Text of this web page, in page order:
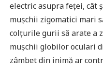
electric asupra feței, cât
mușchii zigomatici mari
colțurile gurii să arate a
mușchii globilor oculari
zâmbet din inimă ar